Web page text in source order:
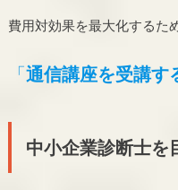
費用対効果を最大化するた
「通信講座を受講す
中小企業診断士を